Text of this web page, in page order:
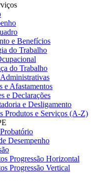
e Benefícios
do Trabalho
do Trabalho
e Afastamentos
e Declarações
e Desligamento
Produtos e Serviços (A-Z)
Desempenho
Progressão Horizontal
Progressão Vertical